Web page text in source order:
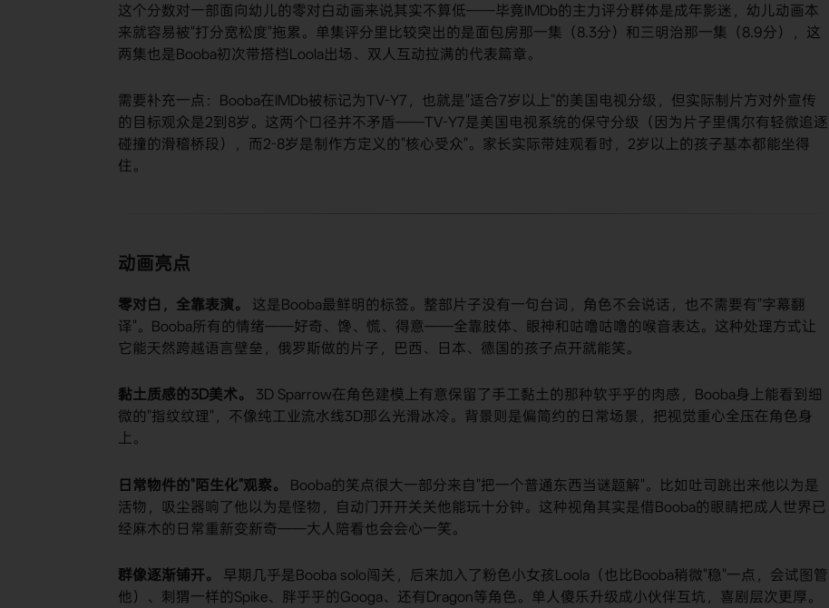
这个分数对一部面向幼儿的零对白动画来说其实不算低——毕竟IMDb的主力评分群体是成年影迷，幼儿动画本
来就容易被"打分宽松度"拖累。单集评分里比较突出的是面包房那一集（8.3分）和三明治那一集（8.9分），这
两集也是Booba初次带搭档Loola出场、双人互动拉满的代表篇章。
需要补充一点：Booba在IMDb被标记为TV-Y7，也就是"适合7岁以上"的美国电视分级，但实际制片方对外宣传
的目标观众是2到8岁。这两个口径并不矛盾——TV-Y7是美国电视系统的保守分级（因为片子里偶尔有轻微追逐
碰撞的滑稽桥段），而2-8岁是制作方定义的"核心受众"。家长实际带娃观看时，2岁以上的孩子基本都能坐得
住。
动画亮点
零对白，全靠表演。
​ 这是Booba最鲜明的标签。整部片子没有一句台词，角色不会说话，也不需要有"字幕翻
译"。Booba所有的情绪——好奇、馋、慌、得意——全靠肢体、眼神和咕噜咕噜的喉音表达。这种处理方式让
它能天然跨越语言壁垒，俄罗斯做的片子，巴西、日本、德国的孩子点开就能笑。
黏土质感的3D美术。
​ 3D Sparrow在角色建模上有意保留了手工黏土的那种软乎乎的肉感，Booba身上能看到细
微的"指纹纹理"，不像纯工业流水线3D那么光滑冰冷。背景则是偏简约的日常场景，把视觉重心全压在角色身
上。
日常物件的"陌生化"观察。
​ Booba的笑点很大一部分来自"把一个普通东西当谜题解"。比如吐司跳出来他以为是
活物，吸尘器响了他以为是怪物，自动门开开关关他能玩十分钟。这种视角其实是借Booba的眼睛把成人世界已
经麻木的日常重新变新奇——大人陪看也会会心一笑。
群像逐渐铺开。
​ 早期几乎是Booba solo闯关，后来加入了粉色小女孩Loola（也比Booba稍微"稳"一点，会试图管
他）、刺猬一样的Spike、胖乎乎的Googa、还有Dragon等角色。单人傻乐升级成小伙伴互坑，喜剧层次更厚。